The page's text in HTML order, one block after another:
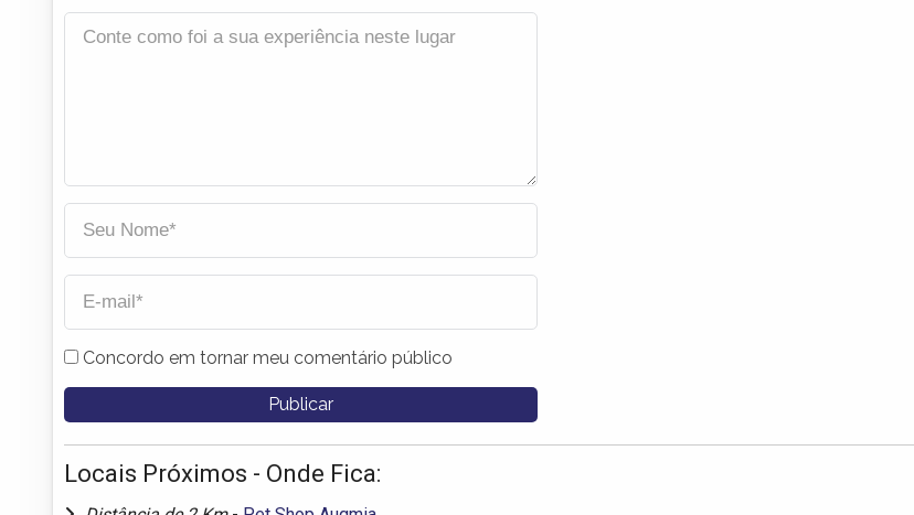
Concordo em tornar meu comentário público
Locais Próximos - Onde Fica: